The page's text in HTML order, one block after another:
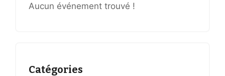
Aucun événement trouvé !
Catégories